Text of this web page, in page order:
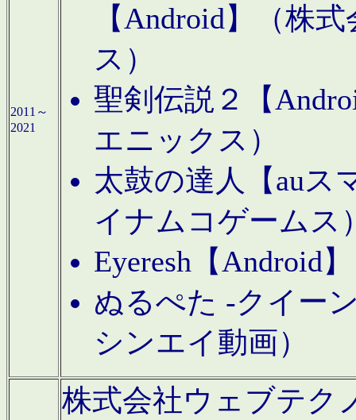
2011～
2021
【Android】（株
ス）
聖剣伝説２【
エニックス）
太鼓の達人【auス
イナムコゲームス
Eyeresh【Android
ぬるぺた -クイー
シンエイ動画）
株式会社ウェブテク